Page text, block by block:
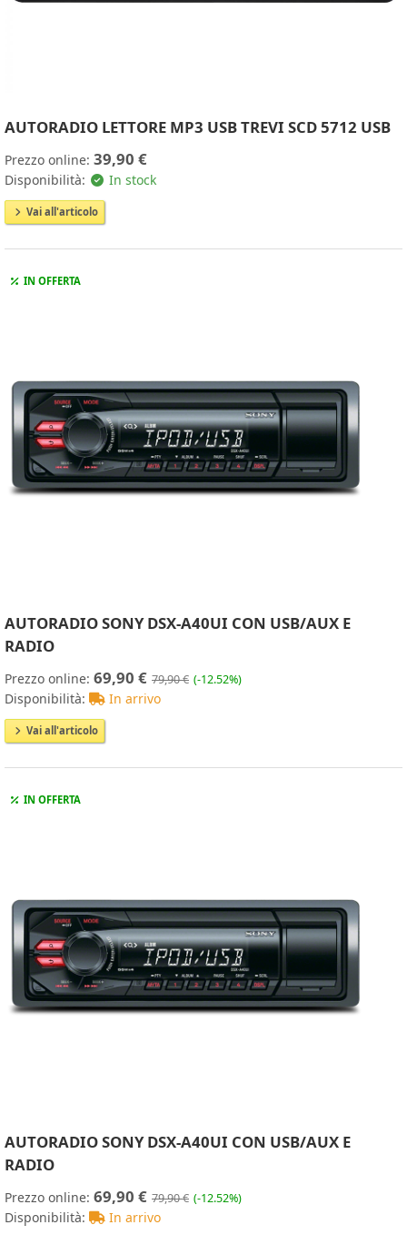
AUTORADIO LETTORE MP3 USB TREVI SCD 5712 USB
Prezzo online: 39,90 €
Disponibilità: In stock
Vai all'articolo
IN OFFERTA
AUTORADIO SONY DSX-A40UI CON USB/AUX E
RADIO
Prezzo online: 69,90 € 79,90 € (-12.52%)
Disponibilità: In arrivo
Vai all'articolo
IN OFFERTA
AUTORADIO SONY DSX-A40UI CON USB/AUX E
RADIO
Prezzo online: 69,90 € 79,90 € (-12.52%)
Disponibilità: In arrivo